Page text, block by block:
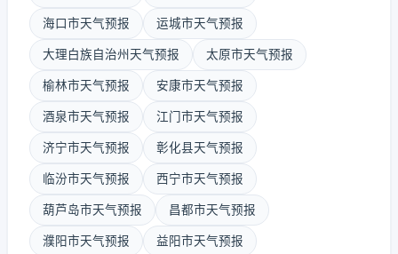
海口市天气预报 运城市天气预报
大理白族自治州天气预报 太原市天气预报
榆林市天气预报 安康市天气预报
酒泉市天气预报 江门市天气预报
济宁市天气预报 彰化县天气预报
临汾市天气预报 西宁市天气预报
葫芦岛市天气预报 昌都市天气预报
濮阳市天气预报 益阳市天气预报